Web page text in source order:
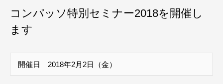
コンパッソ特別セミナー2018を開催し
ます
開催日 2018年2月2日（金）